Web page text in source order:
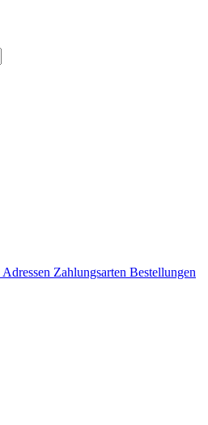
Adressen Zahlungsarten Bestellungen